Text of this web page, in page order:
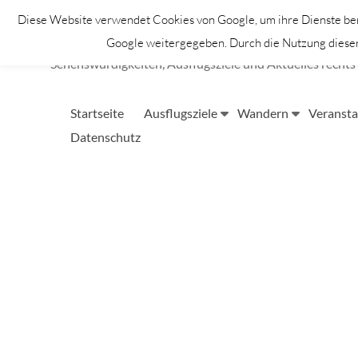
Inhalt
Lahntastisch
Sehenswürdigkeiten, Ausflugsziele und Aktuelles
Startseite Ausflugsziele Wandern
Datenschutz
Diese Website verwendet Cookies von Google, um ihre Dienste
Google weitergegeben. Durch die Nutzung